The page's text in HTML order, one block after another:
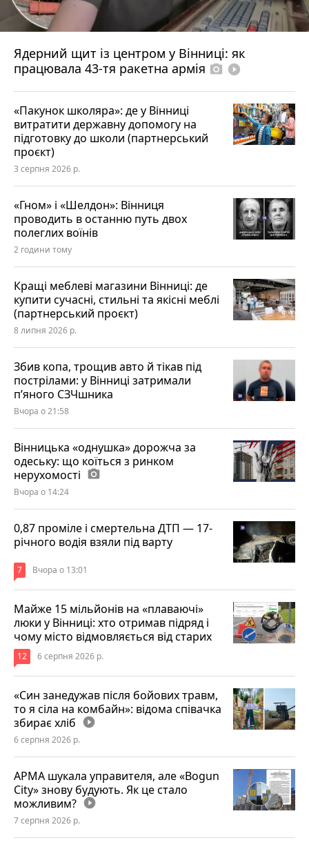
Ядерний щит із центром у Вінниці: як
працювала 43-тя ракетна армія photo_camera play_circle_filled
«Пакунок школяра»: де у Вінниці
витратити державну допомогу на
підготовку до школи (партнерський
проєкт)
3 серпня 2026 р.
«Гном» і «Шелдон»: Вінниця
проводить в останню путь двох
полеглих воїнів
2 години тому
Кращі меблеві магазини Вінниці: де
купити сучасні, стильні та якісні меблі
(партнерський проєкт)
8 липня 2026 р.
Збив копа, трощив авто й тікав під
пострілами: у Вінниці затримали
п’яного СЗЧшника
Вчора о 21:58
Вінницька «однушка» дорожча за
одеську: що коїться з ринком
нерухомості photo_camera
Вчора о 14:24
0,87 проміле і смертельна ДТП — 17-
річного водія взяли під варту
7 Вчора о 13:01
Майже 15 мільйонів на «плаваючі»
люки у Вінниці: хто отримав підряд і
чому місто відмовляється від старих
12 6 серпня 2026 р.
«Син занедужав після бойових травм,
то я сіла на комбайн»: відома співачка
збирає хліб play_circle_filled
6 серпня 2026 р.
АРМА шукала управителя, але «Bogun
City» знову будують. Як це стало
можливим? play_circle_filled
7 серпня 2026 р.